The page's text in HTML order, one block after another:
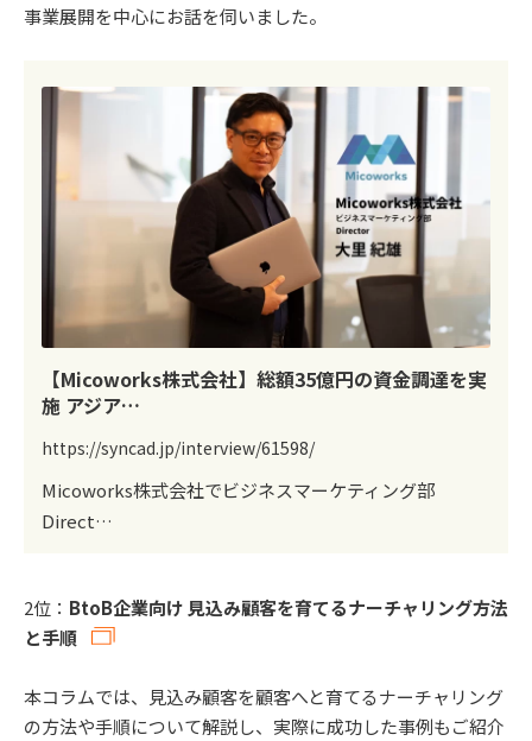
事業展開を中心にお話を伺いました。
【Micoworks株式会社】総額35億円の資金調達を実
施 アジア…
https://syncad.jp/interview/61598/
Micoworks株式会社でビジネスマーケティング部
Direct…
2位： BtoB企業向け 見込み顧客を育てるナーチャリング方法
と手順
本コラムでは、見込み顧客を顧客へと育てるナーチャリング
の方法や手順について解説し、実際に成功した事例もご紹介